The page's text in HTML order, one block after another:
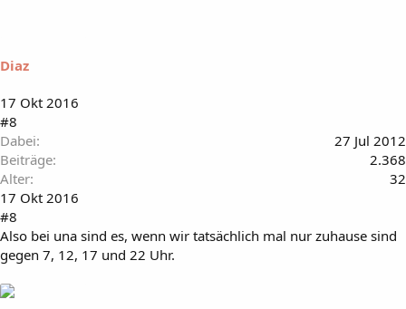
Diaz
17 Okt 2016
#8
Dabei
27 Jul 2012
Beiträge
2.368
Alter
32
17 Okt 2016
#8
Also bei una sind es, wenn wir tatsächlich mal nur zuhause sind
gegen 7, 12, 17 und 22 Uhr.